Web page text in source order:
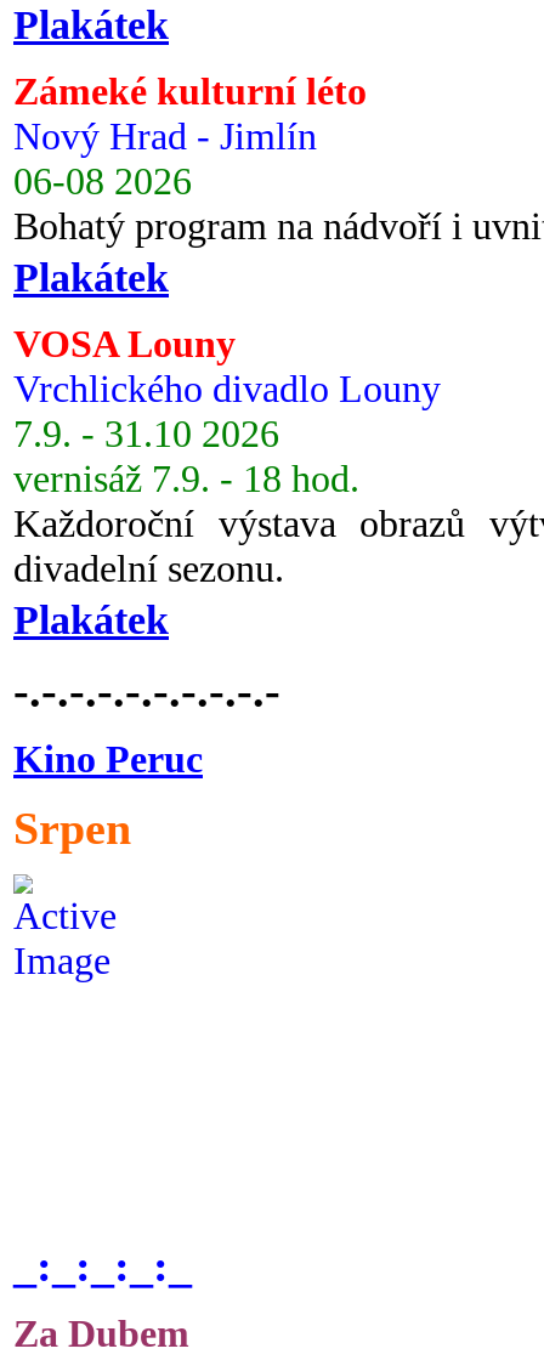
Plakátek
Zámeké kulturní léto
Nový Hrad - Jimlín
06-08 2026
Bohatý program na nádvoří i
Plakátek
VOSA Louny
Vrchlického divadlo Louny
7.9. - 31.10 2026
vernisáž 7.9. - 18 hod.
Každoroční výstava obrazů
divadelní sezonu.
Plakátek
-.-.-.-.-.-.-.-.-.-
Kino Peruc
Srpen
_:_:_:_:_
Za Dubem